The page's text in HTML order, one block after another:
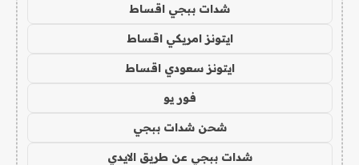
شدات ببجي اقساط
ايتونز امريكي اقساط
ايتونز سعودي اقساط
فور يو
شحن شدات ببجي
شدات ببجي عن طريق الايدي